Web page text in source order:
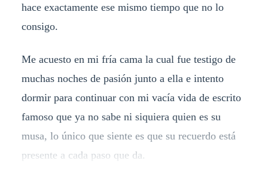
hace exactamente ese mismo tiempo que no lo
consigo.
Me acuesto en mi fría cama la cual fue testigo de
muchas noches de pasión junto a ella e intento
dormir para continuar con mi vacía vida de escrito
famoso que ya no sabe ni siquiera quien es su
musa, lo único que siente es que su recuerdo está
presente a cada paso que da.